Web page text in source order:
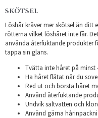
SKÖTSEL
Löshår kräver mer skötsel än ditt
rötterna vilket löshåret inte får.
använda återfuktande produkter
tappa sin glans.
Tvätta inte håret på minst
Ha håret flätat när du
Red ut och borsta håret
Använd återfuktande
Undvik saltvatten och
Använd gärna